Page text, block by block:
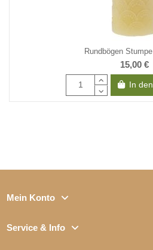
Rundbögen
15,00 €
In
Mein Konto
Service & Info